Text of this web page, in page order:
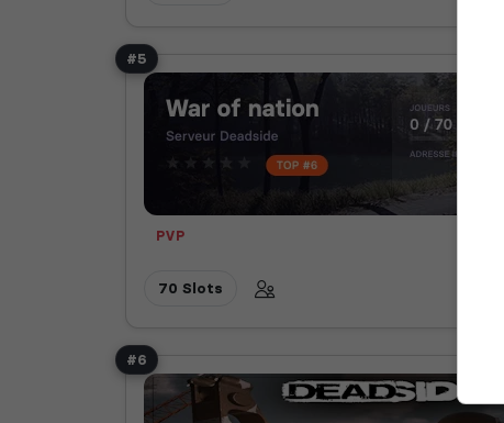
#5
PVP
70 Slots
#6